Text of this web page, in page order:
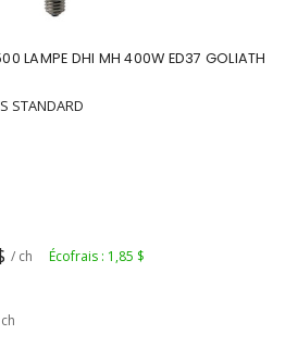
LAMPE DHI MH 400W ED37 GOLIATH
STANDARD
/ ch Écofrais : 1,85 $
ch